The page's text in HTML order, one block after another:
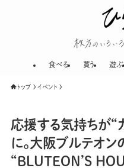
食べる 買う 遊ぶ
トップ イベント
応援する気持ちが“
に。大阪ブルテオン
“BLUTEON’S